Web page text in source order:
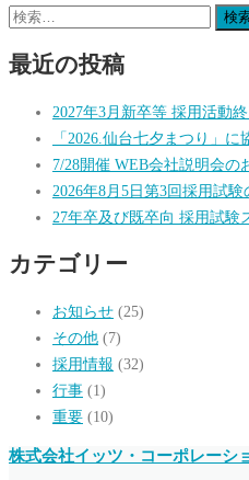
検
最近の投稿
2027年3月新卒等 採用活動
「2026.仙台七夕まつり」に
7/28開催 WEB会社説明会の
2026年8月5日第3回採用試
27年卒及び既卒向 採用試験
カテゴリー
お知らせ (25)
その他 (7)
採用情報 (32)
行事 (1)
重要 (10)
株式会社イッツ・コーポレーシ